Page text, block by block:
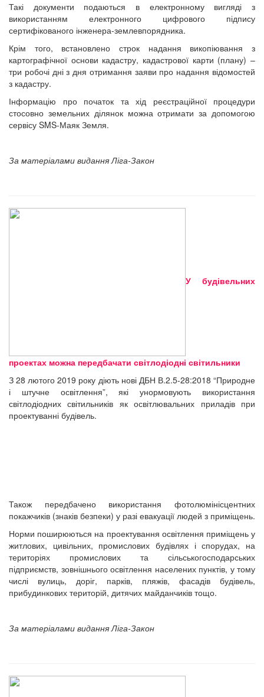
Такі документи подаються в електронному вигляді з
використанням електронного цифрового підпису
сертифікованого інженера-землевпорядника.
Крім того, встановлено строк надання викопіювання з
картографічної основи кадастру, кадастрової карти (плану) –
три робочі дні з дня отримання заяви про надання відомостей
з кадастру.
Інформацію про початок та хід реєстраційної процедури
стосовно земельних ділянок можна отримати за допомогою
сервісу SMS-Маяк Земля.
За матеріалами видання Ліга-Закон
У будівельних
проектах можна передбачати світлодіодні світильники
З 28 лютого 2019 року діють нові ДБН В.2.5-28:2018 “Природне
і штучне освітлення”, які унормовують використання
світлодіодних світильників як освітлювальних приладів при
проектуванні будівель.
Також передбачено використання фотолюмінісцентних
покажчиків (знаків безпеки) у разі евакуації людей з приміщень.
Норми поширюються на проектування освітлення приміщень у
житлових, цивільних, промислових будівлях і спорудах, на
територіях промислових та сільськогосподарських
підприємств, зовнішнього освітлення населених пунктів, у тому
числі вулиць, доріг, парків, пляжів, фасадів будівель,
прибудинкових територій, дитячих майданчиків тощо.
За матеріалами видання Ліга-Закон